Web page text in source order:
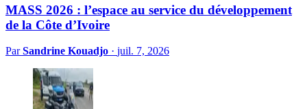
MASS 2026 : l’espace au service du développement
de la Côte d’Ivoire
ParSandrine Kouadjo · juil. 7, 2026